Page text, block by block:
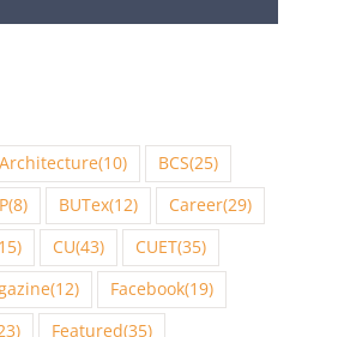
Architecture(10) BCS(25)
(8) BUTex(12) Career(29)
CU(43) CUET(35)
(12) Facebook(19)
Featured(35)